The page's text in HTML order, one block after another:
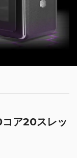
ア20スレッ